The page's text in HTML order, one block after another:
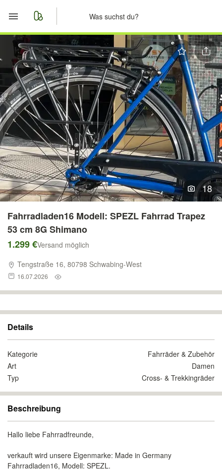
Start
Merkliste
Nachrichten
Anzeige aufgeben
18
Fahrradladen16 Modell: SPEZL Fahrrad Trapez
53 cm 8G Shimano
1.299 €Versand möglich
Tengstraße 16, 80798 Schwabing-West
16.07.2026
Details
Kategorie
Fahrräder & Zubehör
Art
Damen
Typ
Cross- & Trekkingräder
Beschreibung
Hallo liebe Fahrradfreunde,
verkauft wird unsere Eigenmarke: Made in Germany
Fahrradladen16, Modell: SPEZL.